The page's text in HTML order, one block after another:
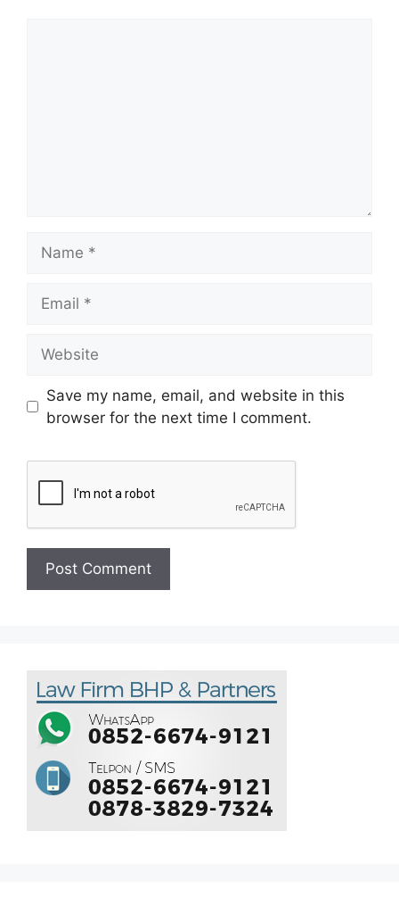
Save my name, email, and website in this
browser for the next time I comment.